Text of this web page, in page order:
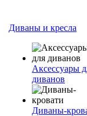
Диваны и кресла
Аксессуары
диванов
Диваны-